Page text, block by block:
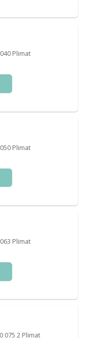
Plimat
Plimat
Plimat
075 2 Plimat